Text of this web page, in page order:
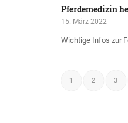
Pferdemedizin
15. März 2022
Wichtige Infos zur
1 2 3